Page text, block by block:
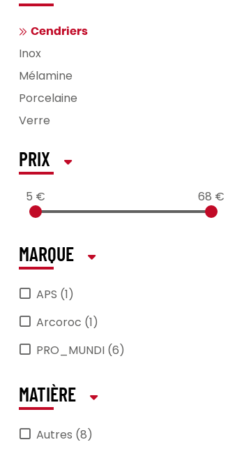
Cendriers
Inox
Mélamine
Porcelaine
Verre
PRIX
5 € 68 €
MARQUE
APS (1)
Arcoroc (1)
PRO_MUNDI (6)
MATIÈRE
Autres (8)